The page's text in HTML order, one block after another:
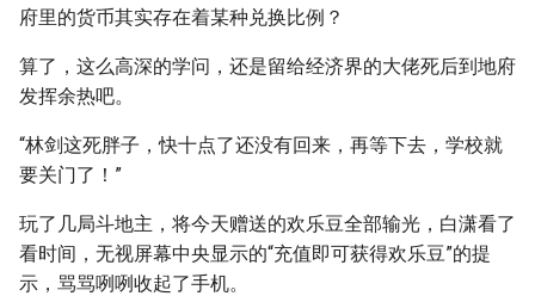
府里的货币其实存在着某种兑换比例？
算了，这么高深的学问，还是留给经济界的大佬死后到地府
发挥余热吧。
“林剑这死胖子，快十点了还没有回来，再等下去，学校就
要关门了！”
玩了几局斗地主，将今天赠送的欢乐豆全部输光，白潇看了
看时间，无视屏幕中央显示的“充值即可获得欢乐豆”的提
示，骂骂咧咧收起了手机。